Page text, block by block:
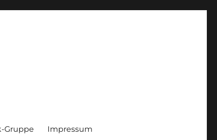
Gruppe Impressum